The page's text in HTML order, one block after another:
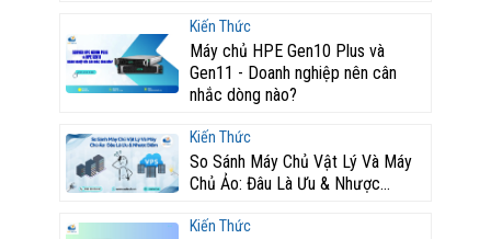
Kiến Thức
Máy chủ HPE Gen10 Plus và
Gen11 - Doanh nghiệp nên cân
nhắc dòng nào?
Kiến Thức
So Sánh Máy Chủ Vật Lý Và Máy
Chủ Ảo: Đâu Là Ưu & Nhược...
Kiến Thức